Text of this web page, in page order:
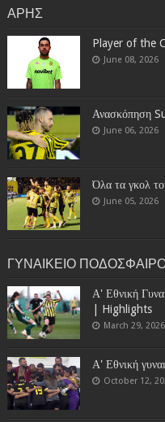
ΑΡΗΣ
Player of the
June 08, 2026
Ανασκόπηση
June 06, 2026
Όλα τα γκολ
June 05, 2026
ΓΥΝΑΙΚΕΙΟ
Α' Εθνική
| Highlights
March 29, 2026
Α' Εθνική
October 12,